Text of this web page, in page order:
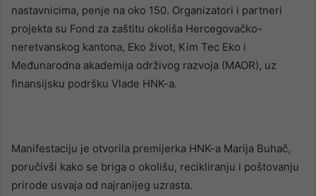
nastavnicima, penje na oko 150. Organizatori i partneri
projekta su Fond za zaštitu okoliša Hercegovačko-
neretvanskog kantona, Eko život, Kim Tec Eko i
Međunarodna akademija održivog razvoja (MAOR), uz
finansijsku podršku Vlade HNK-a.
Manifestaciju je otvorila premijerka HNK-a Marija Buhač,
poručivši kako se briga o okolišu, recikliranju i poštovanju
prirode usvaja od najranijeg uzrasta.